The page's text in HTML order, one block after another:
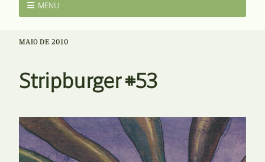
MENU
MAIO DE 2010
Stripburger #53